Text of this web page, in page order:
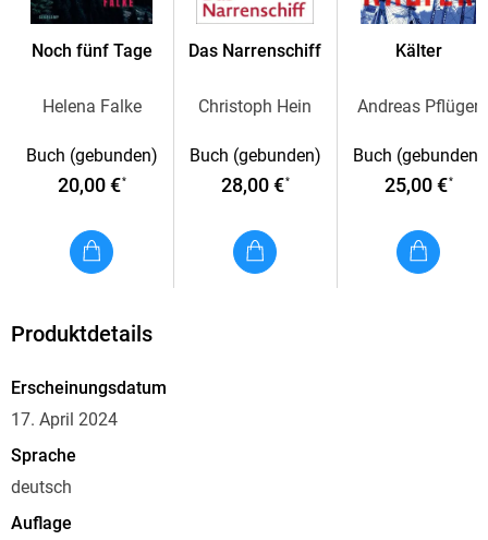
Noch fünf Tage
Helena Falke
Buch (gebunden)
20,00 €*
Das Narrenschiff
Christoph Hein
Buch (gebunden)
28,00 €*
Kälter
Andreas Pflüger
Buch (gebunden)
25,00 €*
Produktdetails
Erscheinungsdatum
17. April 2024
Sprache
deutsch
Auflage